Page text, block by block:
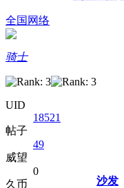
全国网络
骑士
UID
18521
帖子
49
威望
0
久币
沙发